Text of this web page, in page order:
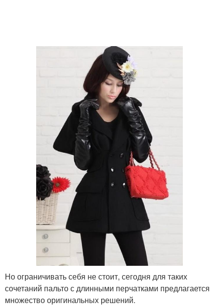
Но ограничивать себя не стоит, сегодня для таких
сочетаний пальто с длинными перчатками предлагается
множество оригинальных решений.